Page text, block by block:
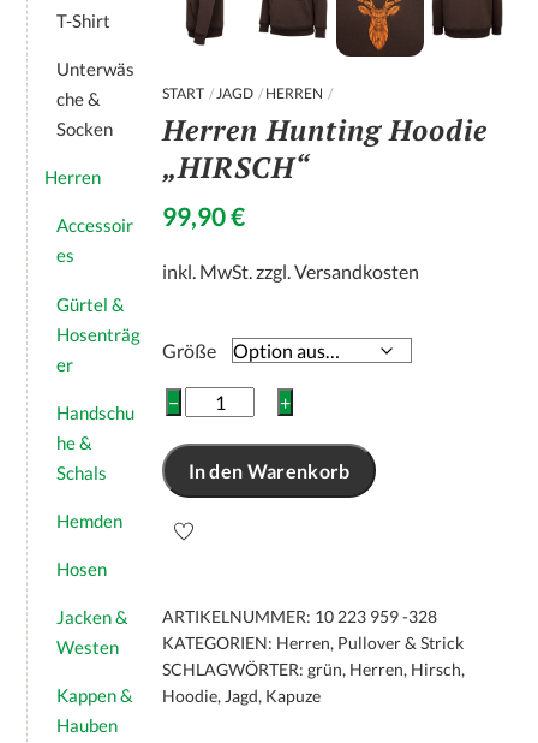
START JAGD HERREN
Herren Hunting Hoodie
„HIRSCH“
99,90€
inkl. MwSt.zzgl.Versandkosten
Größe
−
Herren
Hoodie
"HIRSCH"
Menge
+
In den Warenkorb
ARTIKELNUMMER: 10 223 959 -328
KATEGORIEN: Herren, Pullover & Strick
SCHLAGWÖRTER:grün, Herren, Hirsch,
Hoodie, Jagd, Kapuze
T-Shirt
Unterwäs
che &
Socken
Herren
Accessoir
es
Gürtel &
Hosenträg
er
Handschu
he &
Schals
Hemden
Hosen
Jacken &
Westen
Kappen &
Hauben